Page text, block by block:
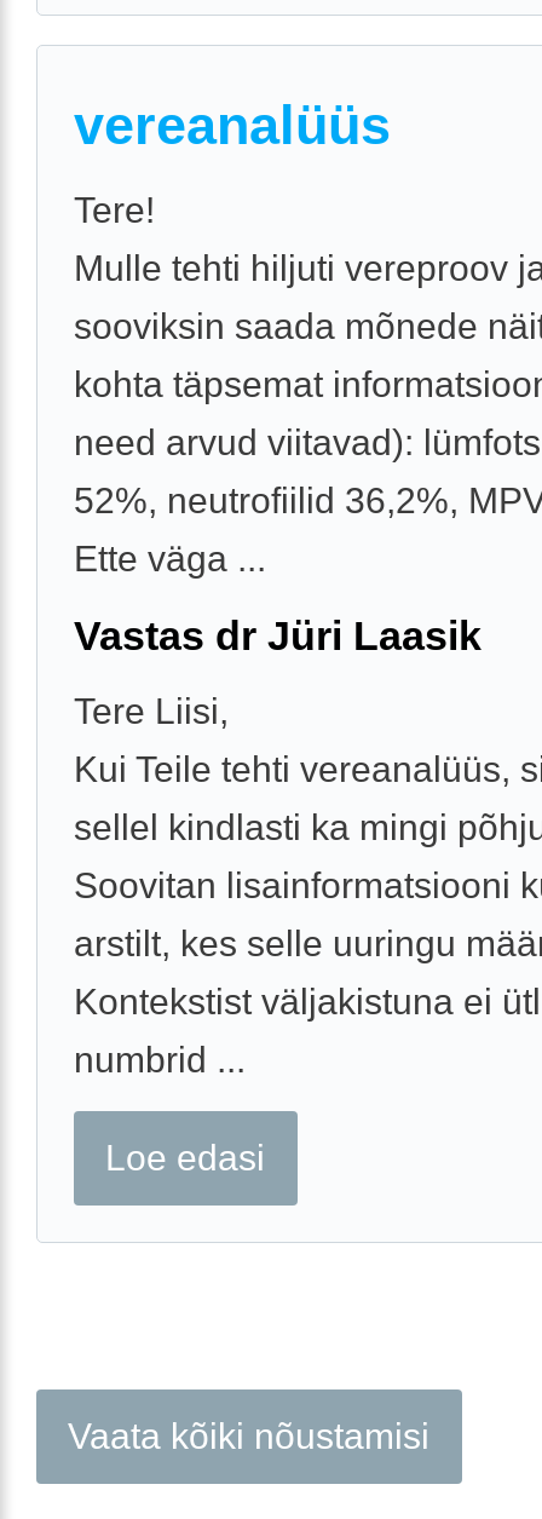
vereanalüüs
Tere!
Mulle tehti hiljuti vereproov
sooviksin saada mõnede
kohta täpsemat
need arvud viitavad):
52%, neutrofiilid 36,2%,
Ette väga ...
Vastas dr Jüri Laasik
Tere Liisi,
Kui Teile tehti vereanalüüs,
sellel kindlasti ka mingi
Soovitan lisainformatsiooni
arstilt, kes selle uuringu
Kontekstist väljakistuna ei
numbrid ...
Loe edasi
Vaata kõiki nõustamisi